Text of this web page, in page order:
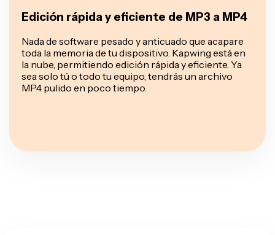
Edición rápida y eficiente de MP3 a MP4
Nada de software pesado y anticuado que acapare
toda la memoria de tu dispositivo. Kapwing está en
la nube, permitiendo edición rápida y eficiente. Ya
sea solo tú o todo tu equipo, tendrás un archivo
MP4 pulido en poco tiempo.